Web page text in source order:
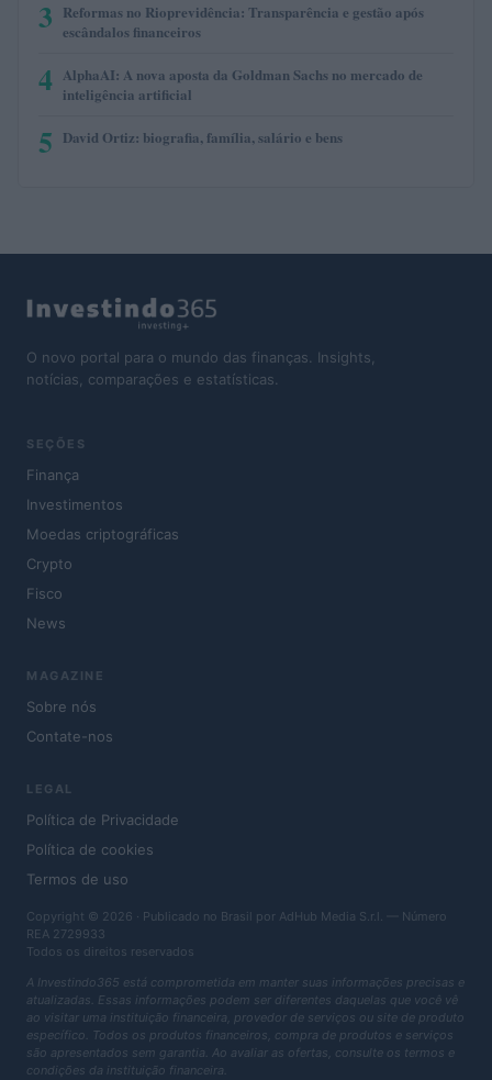
3 Reformas no Rioprevidência: Transparência e gestão após
escândalos financeiros
4 AlphaAI: A nova aposta da Goldman Sachs no mercado de
inteligência artificial
5 David Ortiz: biografia, família, salário e bens
O novo portal para o mundo das finanças. Insights,
notícias, comparações e estatísticas.
SEÇÕES
Finança
Investimentos
Moedas criptográficas
Crypto
Fisco
News
MAGAZINE
Sobre nós
Contate-nos
LEGAL
Política de Privacidade
Política de cookies
Termos de uso
Copyright © 2026 · Publicado no Brasil por AdHub Media S.r.l. — Número
REA 2729933
Todos os direitos reservados
A Investindo365 está comprometida em manter suas informações precisas e
atualizadas. Essas informações podem ser diferentes daquelas que você vê
ao visitar uma instituição financeira, provedor de serviços ou site de produto
específico. Todos os produtos financeiros, compra de produtos e serviços
são apresentados sem garantia. Ao avaliar as ofertas, consulte os termos e
condições da instituição financeira.